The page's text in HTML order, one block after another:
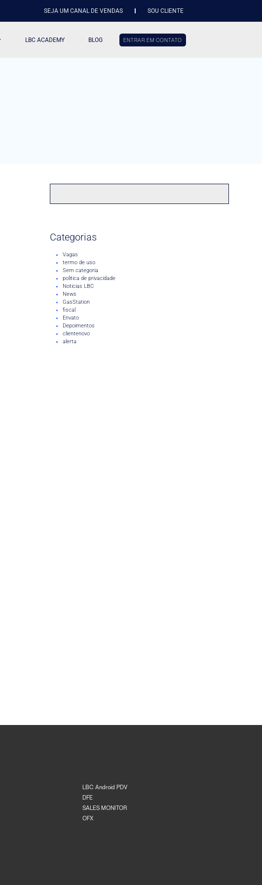
SEJA UM CANAL DE VENDAS SOU CLIENTE
LBC ACADEMY BLOG ENTRAR EM CONTATO
Categorias
Vagas
termo de uso
Sem categoria
politica de privacidade
Noticias LBC
News
GasStation
fiscal
Envato
Depoimentos
clientenovo
alerta
LBC Android PDV
DFE
SALES MONITOR
OFX